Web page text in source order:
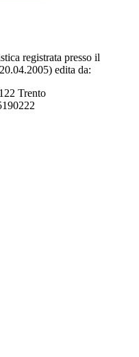
registrata presso il
edita da:
Trento